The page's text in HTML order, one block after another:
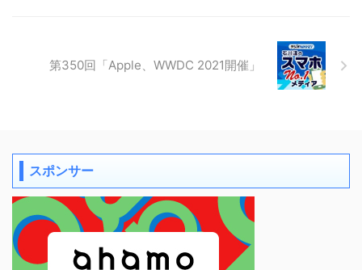
第350回「Apple、WWDC 2021開催」
スポンサー